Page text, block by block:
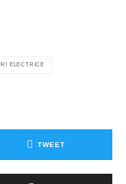
ELECTRICE
TWEET